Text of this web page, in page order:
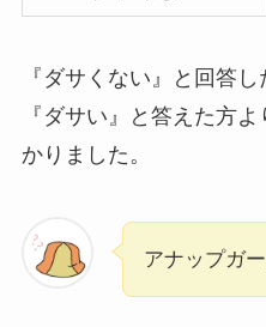
『ダサくない』と回答
『ダサい』と答えた方
かりました。
アナップガ